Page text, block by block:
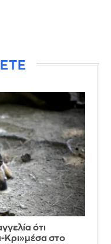
ότι
Κρι»μέσα στο